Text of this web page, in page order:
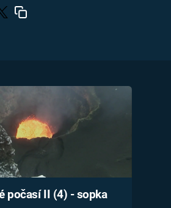
počasí II (4) - sopka